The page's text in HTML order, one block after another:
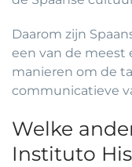
Daarom zijn
een van de meest
manieren om de
communicatieve
Welke
Instituto